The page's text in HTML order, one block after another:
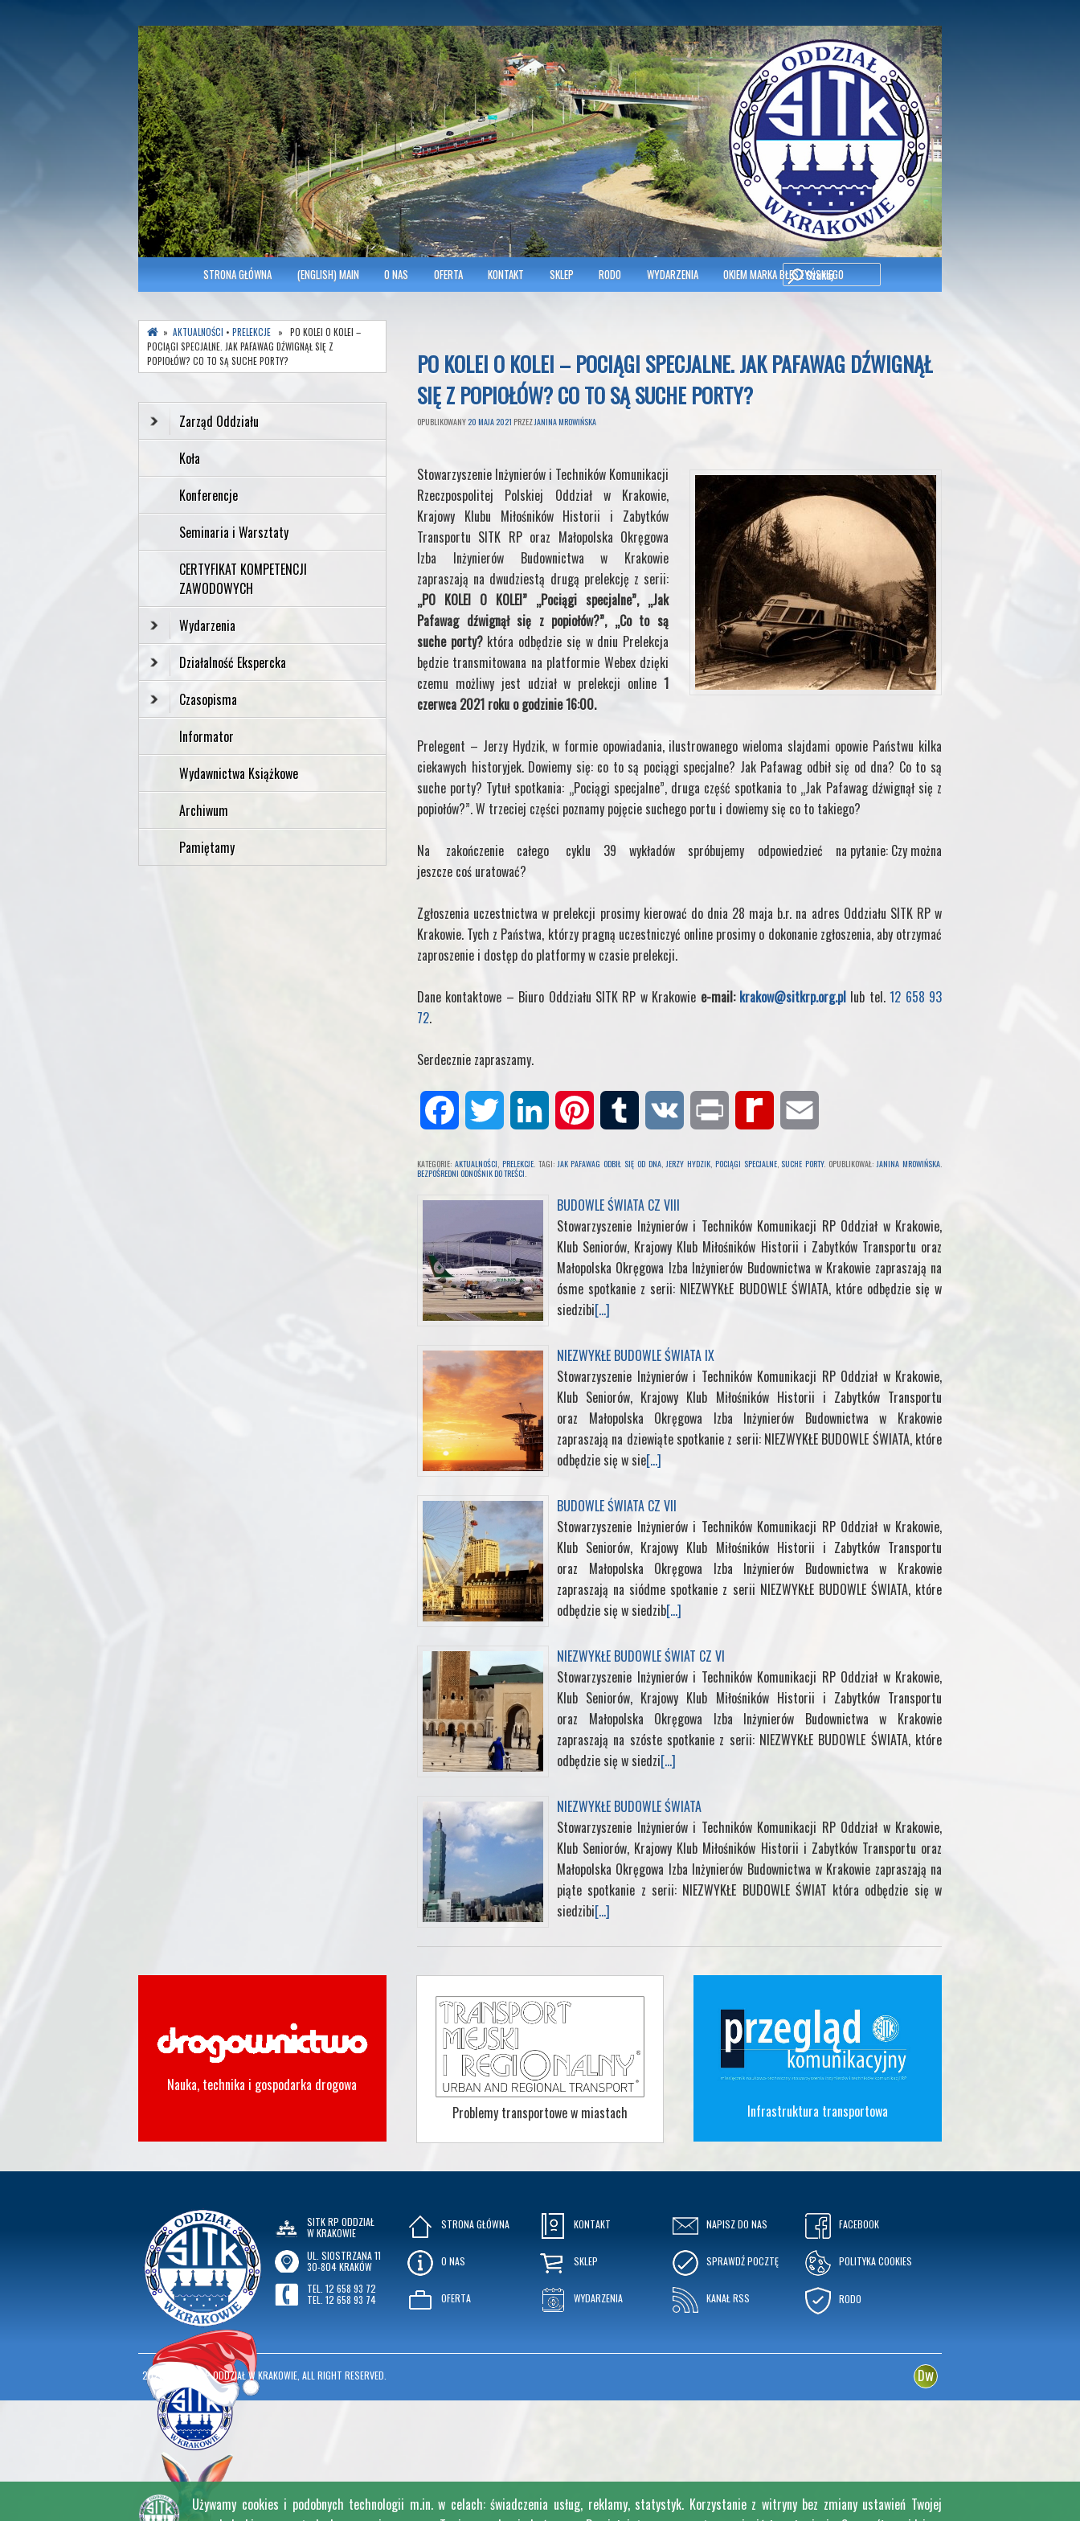
SITK RP Oddział w KRAKOWIE
Polish Association of Engineers & Technicians of Transportation
Szukaj
MENU GŁÓWNESTRONA GŁÓWNA (ENGLISH) MAIN O NAS OFERTA KONTAKT SKLEP RODO WYDARZENIA OKIEM MARKA BŁESZYŃSKIEGO
PO KOLEI O KOLEI – POCIĄGI SPECJALNE. JAK PAFAWAG DŹWIGNĄŁ
SIĘ Z POPIOŁÓW? CO TO SĄ SUCHE PORTY?
OPUBLIKOWANY 20 MAJA 2021 PRZEZJANINA MROWIŃSKA
Stowarzyszenie Inżynierów i Techników Komunikacji
Rzeczpospolitej Polskiej Oddział w Krakowie,
Krajowy Klubu Miłośników Historii i Zabytków
Transportu SITK RP oraz Małopolska Okręgowa
Izba Inżynierów Budownictwa w Krakowie
zapraszają na dwudziestą drugą prelekcję z serii:
„PO KOLEI O KOLEI” „Pociągi specjalne”, „Jak
Pafawag dźwignął się z popiołów?”, „Co to są
suche porty? która odbędzie się w dniu Prelekcja
będzie transmitowana na platformie Webex dzięki
czemu możliwy jest udział w prelekcji online 1
czerwca 2021 roku o godzinie 16:00.
Prelegent – Jerzy Hydzik, w formie opowiadania, ilustrowanego wieloma slajdami opowie Państwu kilka
ciekawych historyjek. Dowiemy się: co to są pociągi specjalne? Jak Pafawag odbił się od dna? Co to są
suche porty? Tytuł spotkania: „Pociągi specjalne”, druga część spotkania to „Jak Pafawag dźwignął się z
popiołów?”. W trzeciej części poznamy pojęcie suchego portu i dowiemy się co to takiego?
Na zakończenie całego cyklu 39 wykładów spróbujemy odpowiedzieć na pytanie: Czy można
jeszcze coś uratować?
Zgłoszenia uczestnictwa w prelekcji prosimy kierować do dnia 28 maja b.r. na adres Oddziału SITK RP w
Krakowie. Tych z Państwa, którzy pragną uczestniczyć online prosimy o dokonanie zgłoszenia, aby otrzymać
zaproszenie i dostęp do platformy w czasie prelekcji.
Dane kontaktowe – Biuro Oddziału SITK RP w Krakowie e-mail: krakow@sitkrp.org.pl lub tel.12 658 93
72.
Serdecznie zapraszamy.
b
o
k
t
e
t
e
r
s
t
b
l
n
t
i
f
y
P
e
l
KATEGORIE: AKTUALNOŚCI, PRELEKCJE. TAGI:JAK PAFAWAG ODBIŁ SIĘ OD DNA,JERZY HYDZIK, POCIĄGI SPECJALNE, SUCHE PORTY. OPUBLIKOWAŁ:JANINA MROWIŃSKA.
BEZPOŚREDNI ODNOŚNIK DO TREŚCI.
BUDOWLE ŚWIATA CZ VIII
Stowarzyszenie Inżynierów i Techników Komunikacji RP Oddział w Krakowie,
Klub Seniorów, Krajowy Klub Miłośników Historii i Zabytków Transportu oraz
Małopolska Okręgowa Izba Inżynierów Budownictwa w Krakowie zapraszają na
ósme spotkanie z serii: NIEZWYKŁE BUDOWLE ŚWIATA, które odbędzie się w
siedzibi[...]
NIEZWYKŁE BUDOWLE ŚWIATA IX
Stowarzyszenie Inżynierów i Techników Komunikacji RP Oddział w Krakowie,
Klub Seniorów, Krajowy Klub Miłośników Historii i Zabytków Transportu
oraz Małopolska Okręgowa Izba Inżynierów Budownictwa w Krakowie
zapraszają na dziewiąte spotkanie z serii: NIEZWYKŁE BUDOWLE ŚWIATA, które
odbędzie się w sie[...]
BUDOWLE ŚWIATA CZ VII
Stowarzyszenie Inżynierów i Techników Komunikacji RP Oddział w Krakowie,
Klub Seniorów, Krajowy Klub Miłośników Historii i Zabytków Transportu
oraz Małopolska Okręgowa Izba Inżynierów Budownictwa w Krakowie
zapraszają na siódme spotkanie z serii NIEZWYKŁE BUDOWLE ŚWIATA, które
odbędzie się w siedzib[...]
NIEZWYKŁE BUDOWLE ŚWIAT CZ VI
Stowarzyszenie Inżynierów i Techników Komunikacji RP Oddział w Krakowie,
Klub Seniorów, Krajowy Klub Miłośników Historii i Zabytków Transportu
oraz Małopolska Okręgowa Izba Inżynierów Budownictwa w Krakowie
zapraszają na szóste spotkanie z serii: NIEZWYKŁE BUDOWLE ŚWIATA, które
odbędzie się w siedzi[...]
NIEZWYKŁE BUDOWLE ŚWIATA
Stowarzyszenie Inżynierów i Techników Komunikacji RP Oddział w Krakowie,
Klub Seniorów, Krajowy Klub Miłośników Historii i Zabytków Transportu oraz
Małopolska Okręgowa Izba Inżynierów Budownictwa w Krakowie zapraszają na
piąte spotkanie z serii: NIEZWYKŁE BUDOWLE ŚWIAT która odbędzie się w
siedzibi[...]
» AKTUALNOŚCI • PRELEKCJE » PO KOLEI O KOLEI –
POCIĄGI SPECJALNE. JAK PAFAWAG DŹWIGNĄŁ SIĘ Z
POPIOŁÓW? CO TO SĄ SUCHE PORTY?
Zarząd Oddziału
Koła
Konferencje
Seminaria i Warsztaty
CERTYFIKAT KOMPETENCJI
ZAWODOWYCH
Wydarzenia
Działalność Ekspercka
Czasopisma
Informator
Wydawnictwa Książkowe
Archiwum
Pamiętamy
Nauka, technika i gospodarka drogowa
Problemy transportowe w miastach
Infrastruktura transportowa
SITK RP ODDZIAŁ
W KRAKOWIE
UL. SIOSTRZANA 11
30-804 KRAKÓW
TEL. 12 658 93 72
TEL. 12 658 93 74
STRONA GŁÓWNA
O NAS
OFERTA
KONTAKT
SKLEP
WYDARZENIA
NAPISZ DO NAS
SPRAWDŹ POCZTĘ
KANAŁ RSS
FACEBOOK
POLITYKA COOKIES
RODO
2026 SITK RP ODDZIAŁ W KRAKOWIE, ALL RIGHT RESERVED. Dw
Używamy cookies i podobnych technologii m.in. w celach: świadczenia usług, reklamy, statystyk. Korzystanie z witryny bez zmiany ustawień Twojej